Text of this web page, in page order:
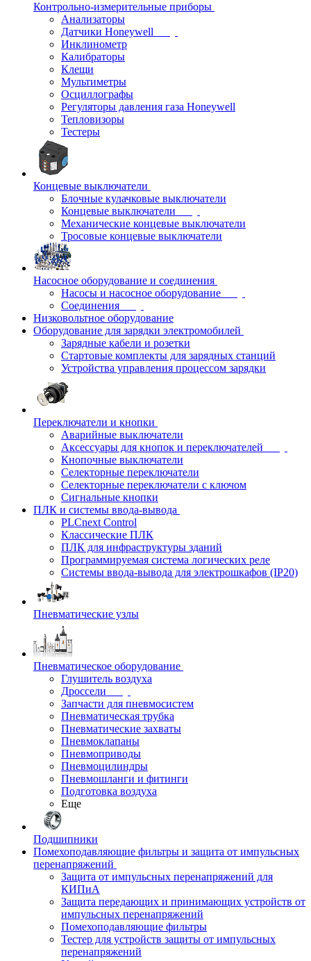
Контрольно-измерительные приборы
Анализаторы
Датчики Honeywell
Инклинометр
Калибраторы
Клещи
Мультиметры
Осциллографы
Регуляторы давления газа Honeywell
Тепловизоры
Тестеры
Концевые выключатели
Блочные кулачковые выключатели
Концевые выключатели
Механические концевые выключатели
Тросовые концевые выключатели
Насосное оборудование и соединения
Насосы и насосное оборудование
Соединения
Низковольтное оборудование
Оборудование для зарядки электромобилей
Зарядные кабели и розетки
Стартовые комплекты для зарядных станций
Устройства управления процессом зарядки
Переключатели и кнопки
Аварийные выключатели
Аксессуары для кнопок и переключателей
Кнопочные выключатели
Селекторные переключатели
Селекторные переключатели с ключом
Сигнальные кнопки
ПЛК и системы ввода-вывода
PLCnext Control
Классические ПЛК
ПЛК для инфраструктуры зданий
Программируемая система логических реле
Системы ввода-вывода для электрошкафов (IP20)
Пневматические узлы
Пневматическое оборудование
Глушитель воздуха
Дроссели
Запчасти для пневмосистем
Пневматическая трубка
Пневматические захваты
Пневмоклапаны
Пневмоприводы
Пневмоцилиндры
Пневмошланги и фитинги
Подготовка воздуха
Еще
Подшипники
Помехоподавляющие фильтры и защита от импульсных
перенапряжений
Защита от импульсных перенапряжений для
КИПиА
Защита передающих и принимающих устройств от
импульсных перенапряжений
Помехоподавляющие фильтры
Тестер для устройств защиты от импульсных
перенапряжений